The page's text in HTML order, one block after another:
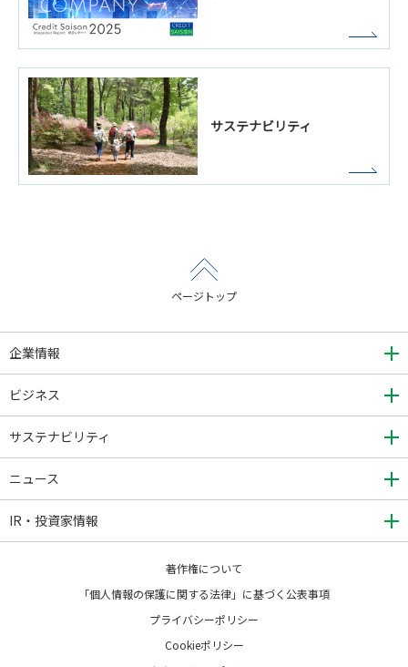
サステナビリティ
ページトップ
企業情報
ビジネス
サステナビリティ
ニュース
IR・投資家情報
著作権について
「個人情報の保護に関する法律」に基づく公表事項
プライバシーポリシー
Cookieポリシー